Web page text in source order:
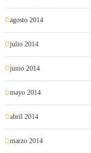
agosto 2014
julio 2014
junio 2014
mayo 2014
abril 2014
marzo 2014